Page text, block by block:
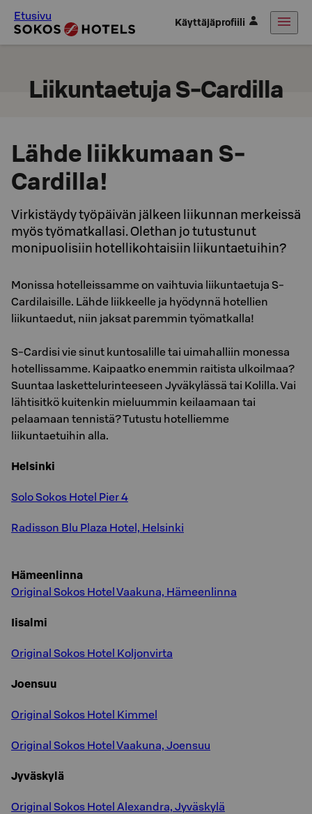
Etusivu Käyttäjäprofiili
Liikuntaetuja S-Cardilla
Lähde liikkumaan S-
Cardilla!
Virkistäydy työpäivän jälkeen liikunnan merkeissä
myös työmatkallasi. Olethan jo tutustunut
monipuolisiin hotellikohtaisiin liikuntaetuihin?
Monissa hotelleissamme on vaihtuvia liikuntaetuja S-
Cardilaisille. Lähde liikkeelle ja hyödynnä hotellien
liikuntaedut, niin jaksat paremmin työmatkalla!
S-Cardisi vie sinut kuntosalille tai uimahalliin monessa
hotellissamme. Kaipaatko enemmin raitista ulkoilmaa?
Suuntaa laskettelurinteeseen Jyväkylässä tai Kolilla. Vai
lähtisitkö kuitenkin mieluummin keilaamaan tai
pelaamaan tennistä? Tutustu hotelliemme
liikuntaetuihin alla.
Helsinki
Solo Sokos Hotel Pier 4
Radisson Blu Plaza Hotel, Helsinki
Hämeenlinna
Original Sokos Hotel Vaakuna, Hämeenlinna
Iisalmi
Original Sokos Hotel Koljonvirta
Joensuu
Original Sokos Hotel Kimmel
Original Sokos Hotel Vaakuna, Joensuu
Jyväskylä
Original Sokos Hotel Alexandra, Jyväskylä